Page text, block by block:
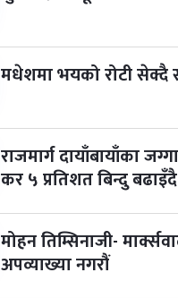
मधेशमा भयको रोटी सेक्दै
राजमार्ग दायाँबायाँका
कर ५ प्रतिशत बिन्दु बढाइँदै
मोहन तिम्सिनाजी-
अपव्याख्या नगरौं